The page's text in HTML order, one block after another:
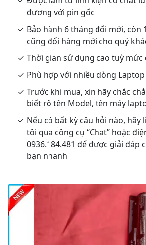
đương với pin gốc
Bảo hành 6 tháng đổi mới, còn
cũng đổi hàng mới cho quý
Thời gian sử dụng cao tuỳ mức
Phù hợp với nhiều dòng Laptop
Trước khi mua, xin hãy chắc
biết rõ tên Model, tên máy
Nếu có bất kỳ câu hỏi nào, hãy
tôi qua công cụ “Chat” hoặc
0936.184.481 để được giải đáp
bạn nhanh